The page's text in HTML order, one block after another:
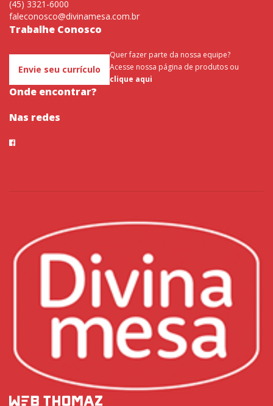
(45) 3321-6000
faleconosco@divinamesa.com.br
Trabalhe Conosco
Quer fazer parte da nossa equipe?
Envie seu currículo
Onde encontrar?
Acesse nossa página de produtos ou
clique aqui
Nas redes